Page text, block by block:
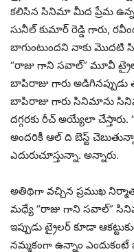
కలిసిన సినిమా మీద ప్రేమ ఉన్న
సునీల్ కుమార్ రెడ్డి గారు,
బాగుంటుందని నాకు మొదటి
“రాజు గాని సవాల్” మూవీ
బాపిరాజు గారు అడిగినప్పుడు
బాపిరాజు గారు సినిమాను
దగ్గరకు రీచ్ అయ్యేలా
అందరికీ ఆల్ ది బెస్ట్
ఎదురుచూస్తున్నా. అన్నారు.
అతిథిగా వచ్చిన ప్రముఖ
మధ్యే “రాజు గాని సవాల్”
ఇప్పుడు ట్రైలర్ కూడా
నమ్మకంగా ఉన్నాం